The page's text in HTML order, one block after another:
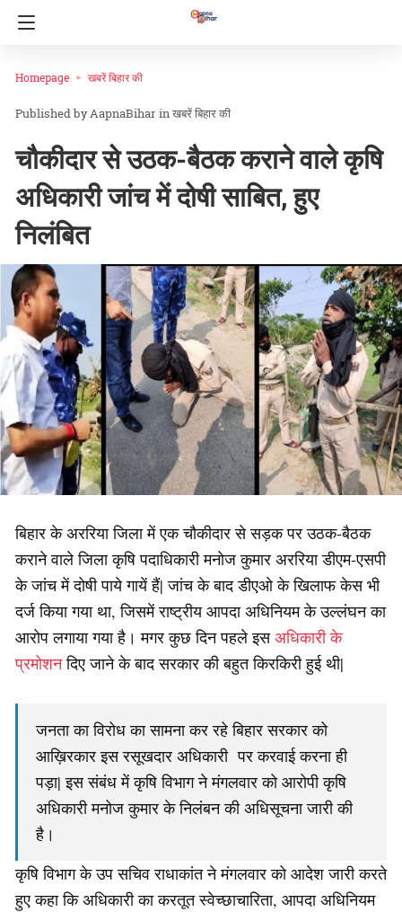
Homepage खबरें बिहार की
AapnaBihar inखबरें बिहार की
चौकीदार से उठक-बैठक कराने वाले कृषि
अधिकारी जांच में दोषी साबित, हुए
निलंबित
बिहार के अररिया जिला में एक चौकीदार से सड़क पर उठक-बैठक
कराने वाले जिला कृषि पदाधिकारी मनोज कुमार अररिया डीएम-एसपी
के जांच में दोषी पाये गायें हैं| जांच के बाद डीएओ के खिलाफ केस भी
दर्ज किया गया था, जिसमें राष्ट्रीय आपदा अधिनियम के उल्लंघन का
आरोप लगाया गया है। मगर कुछ दिन पहले इसअधिकारी के
प्रमोशनदिए जाने के बाद सरकार की बहुत किरकिरी हुई थी|
जनता का विरोध का सामना कर रहे बिहार सरकार को
आख़िरकार इस रसूखदार अधिकारी पर करवाई करना ही
पड़ा| इस संबंध में कृषि विभाग ने मंगलवार को आरोपी कृषि
अधिकारी मनोज कुमार के निलंबन की अधिसूचना जारी की
है।
कृषि विभाग के उप सचिव राधाकांत ने मंगलवार को आदेश जारी करते
हुए कहा कि अधिकारी का करतूत स्वेच्छाचारिता, आपदा अधिनियम